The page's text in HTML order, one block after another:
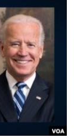
فرهنگ و زندگی
حقوق شهروندی
اقتصادی
علم و فناوری
اسرائیل در جنگ
گالری عکس
مستندها
انتخابات ریاست
حمله جمهوری
رمز مهسا
ورزش زنان در
اعتراضات زن،
دنبال کنید
زبانهای